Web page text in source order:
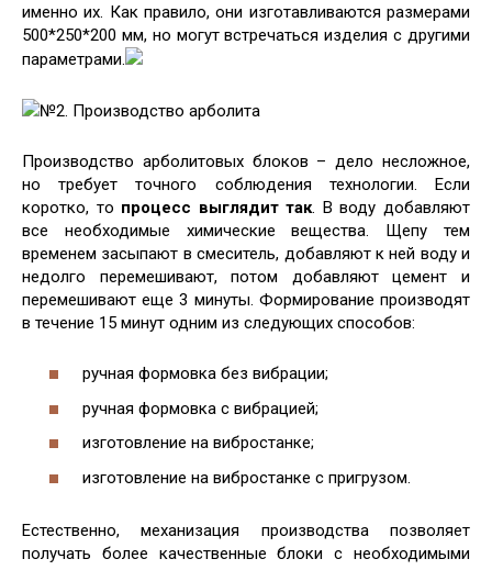
именно их. Как правило, они изготавливаются размерами
500*250*200 мм, но могут встречаться изделия с другими
параметрами.
№2. Производство арболита
Производство арболитовых блоков – дело несложное,
но требует точного соблюдения технологии. Если
коротко, то процесс выглядит так . В воду добавляют
все необходимые химические вещества. Щепу тем
временем засыпают в смеситель, добавляют к ней воду и
недолго перемешивают, потом добавляют цемент и
перемешивают еще 3 минуты. Формирование производят
в течение 15 минут одним из следующих способов:
ручная формовка без вибрации;
ручная формовка с вибрацией;
изготовление на вибростанке;
изготовление на вибростанке с пригрузом.
Естественно, механизация производства позволяет
получать более качественные блоки с необходимыми